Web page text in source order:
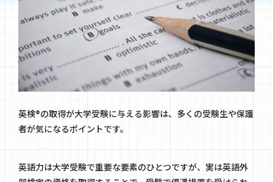
英検®の取得が大学受験に与える影響は、多くの受験生や保護
者が気になるポイントです。
英語力は大学受験で重要な要素のひとつですが、実は英語外